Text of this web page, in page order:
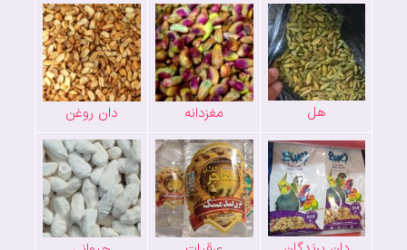
هل مغزدانه دان روغن